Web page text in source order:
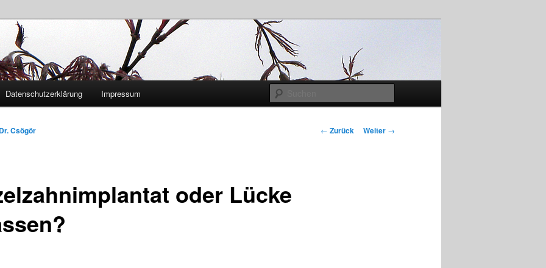
Csögör
Datenschutzerklärung Impressum
Beitrags-
← Zurück Weiter →
oder Lücke
Dr. Csögör